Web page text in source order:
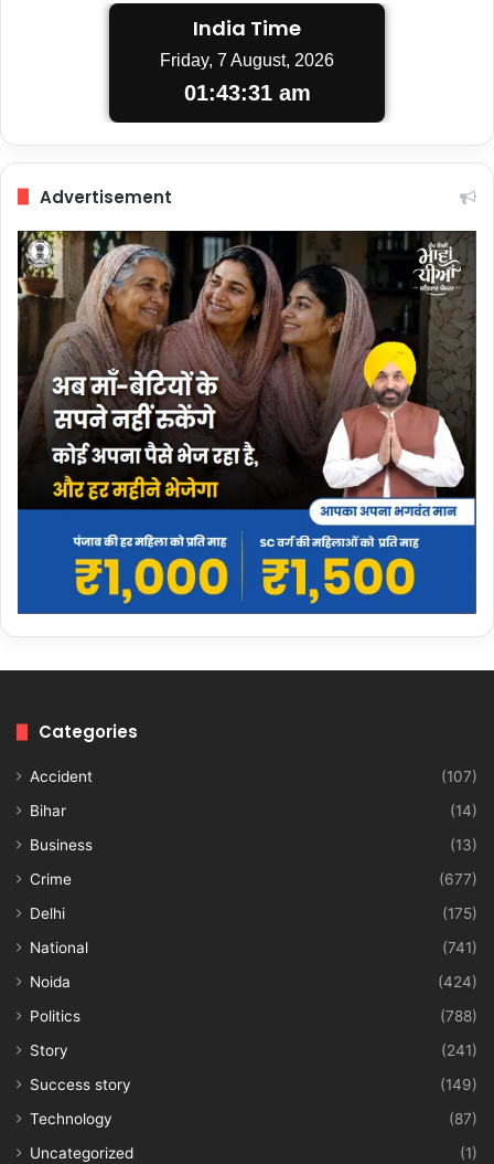
India Time
Friday, 7 August, 2026
01:43:32 am
Advertisement
Categories
Accident
(107)
Bihar
(14)
Business
(13)
Crime
(677)
Delhi
(175)
National
(741)
Noida
(424)
Politics
(788)
Story
(241)
Success story
(149)
Technology
(87)
Uncategorized
(1)